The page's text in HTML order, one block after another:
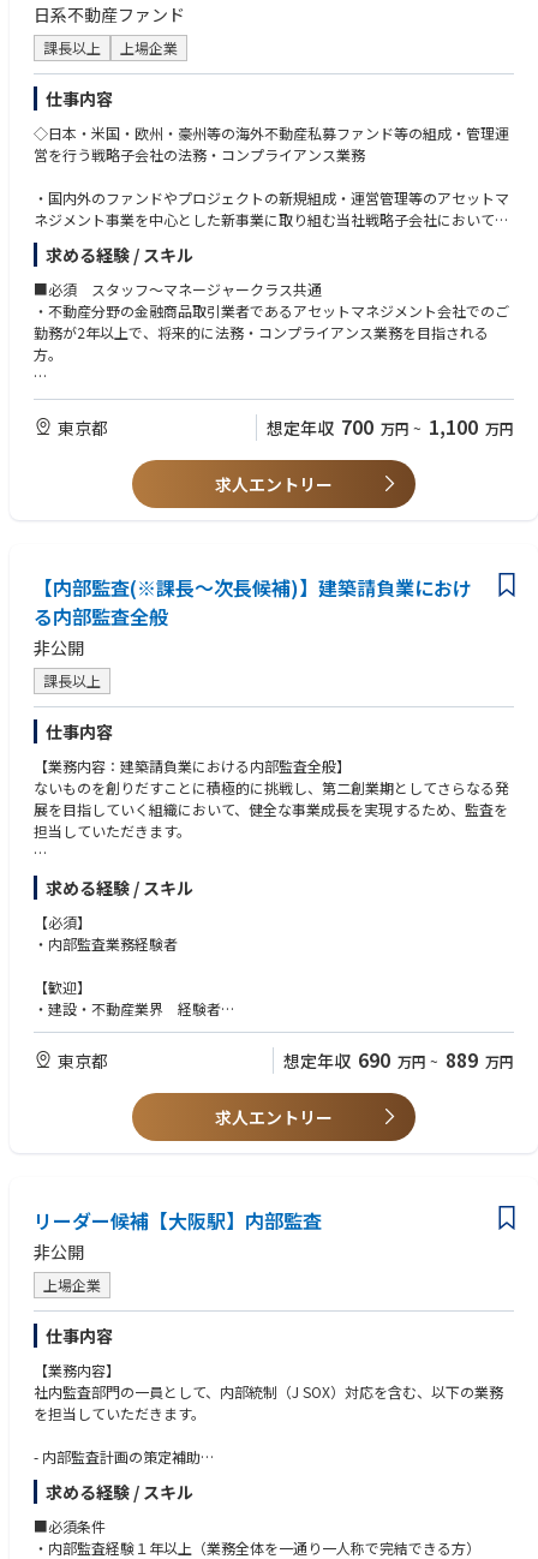
日系不動産ファンド
課長以上 上場企業
仕事内容
◇日本・米国・欧州・豪州等の海外不動産私募ファンド等の組成・管理運
営を行う戦略子会社の法務・コンプライアンス業務
・国内外のファンドやプロジェクトの新規組成・運営管理等のアセットマ
ネジメント事業を中心とした新事業に取り組む当社戦略子会社において、
日本での業務全般に携って頂きます。
・基本的に国内の業務となりますが、海外出張の機会もあります。
求める経験 / スキル
■必須 スタッフ～マネージャークラス共通
・不動産分野の金融商品取引業者であるアセットマネジメント会社でのご
勤務が2年以上で、将来的に法務・コンプライアンス業務を目指される
方。
■歓迎
・ビジネスレベルの英語力（TOEIC760点以上尚可）
※上記レベルに達していない場合でも、必要なレベルに達する為の努力を
継続できる方/英語でのコミュニケーションをとることに対して心理的抵
抗感がない方は歓迎いたします。ご入社後は、語学をはじめ、様々なスキ
ルアップに向けた補助や、サポート体制があります。
証券化マスター、不動産コンサルティングマスター、ビル経営管理士、宅
地建物取引士、法務・コンプライアンス系試験・検定合格
■求める人物像
法務・コンプライアンス業務への強い希望があり、事業推進とコンプライ
アンスの両輪をバランスよく考えられる方。
より良い組織を作ることに責任感と、粘り強さがある方。
東京都 想定年収 700 万円 ~ 1,100 万円
求人エントリー
【内部監査(※課長～次長候補)】建築請負業におけ
る内部監査全般
非公開
課長以上
仕事内容
【業務内容：建築請負業における内部監査全般】
ないものを創りだすことに積極的に挑戦し、第二創業期としてさらなる発
展を目指していく組織において、健全な事業成長を実現するため、監査を
担当していただきます。
・工事予算の承認フローチェック
・工事台帳の適切性チェック
・工事台帳とシステム連動の確認
・注文書・請書の内容及び回収チェック
求める経験 / スキル
【必須】
・内部監査業務経験者
【歓迎】
・建設・不動産業界 経験者
・公認会計士 資格保有者
・公認内部監査人 資格保有者
東京都 想定年収 690 万円 ~ 889 万円
求人エントリー
リーダー候補【大阪駅】内部監査
非公開
上場企業
仕事内容
【業務内容】
社内監査部門の一員として、内部統制（J SOX）対応を含む、以下の業務
を担当していただきます。
- 内部監査計画の策定補助
- リスクアセスメントを通じて監査対象部門・プロセスを特定
- 年次／四半期ベースでの監査スケジュール立案
- 内部監査の実施
求める経験 / スキル
■必須条件
・内部監査経験１年以上（業務全体を一通り一人称で完結できる方）